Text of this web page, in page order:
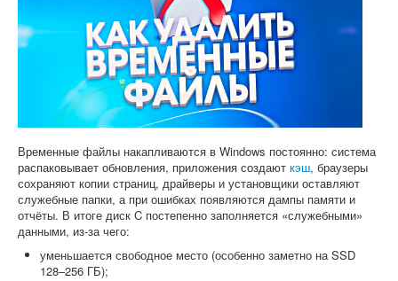
Системные программы
Временные файлы накапливаются в Windows постоянно: система
распаковывает обновления, приложения создают кэш, браузеры
сохраняют копии страниц, драйверы и установщики оставляют
служебные папки, а при ошибках появляются дампы памяти и
отчёты. В итоге диск C постепенно заполняется «служебными»
данными, из-за чего:
уменьшается свободное место (особенно заметно на SSD
128–256 ГБ);